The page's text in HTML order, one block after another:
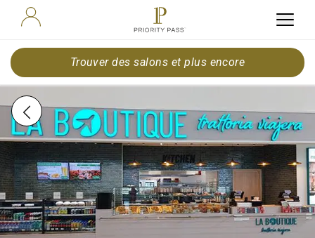
Trouver des salons et plus encore